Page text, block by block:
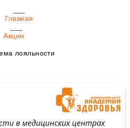
Главная
Акции
лояльности